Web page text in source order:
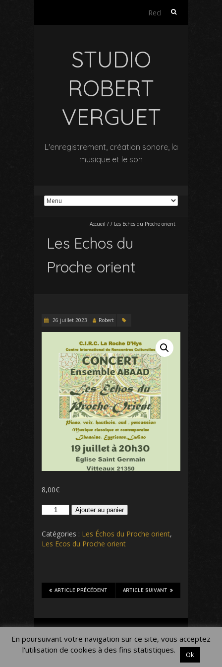
Rechercher :
STUDIO
ROBERT
VERGUET
L'enregistrement, création sonore, la
musique et le son
Accueil / / Les Echos du Proche orient
Les Echos du
Proche orient
26 juillet 2023 Robert
8,00€
quantité
Les
Echos
Ajouter au panier
Catégories : Les Échos du Proche orient,
Les Ecos du Proche orient
ARTICLE SUIVANT
ARTICLE PRÉCÉDENT
Mentions légales
En poursuivant votre navigation sur ce site, vous acceptez
l'utilisation de cookies à des fins statistiques.
Ok